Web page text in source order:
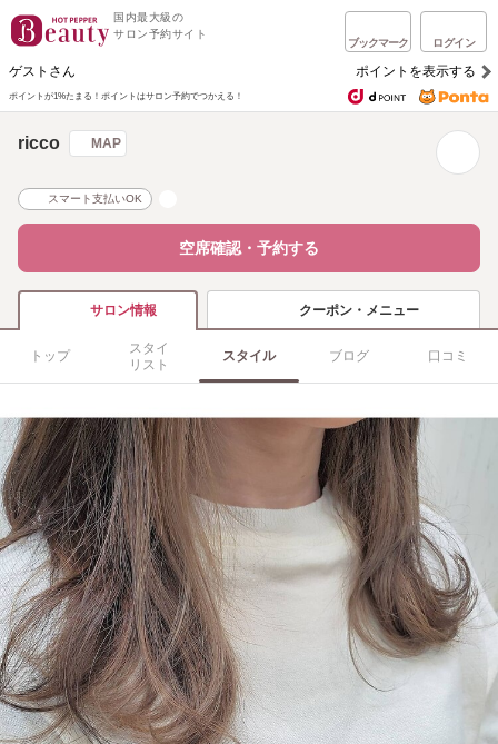
国内最大級の
サロン予約サイト
ブックマーク ログイン
ゲストさん ポイントを表示する
ポイントが1%たまる！ ポイントはサロン予約でつかえる！
ricco MAP
スマート支払いOK
空席確認・予約する
サロン情報 クーポン・メニュー
トップ
スタイ
リスト
スタイル ブログ 口コミ